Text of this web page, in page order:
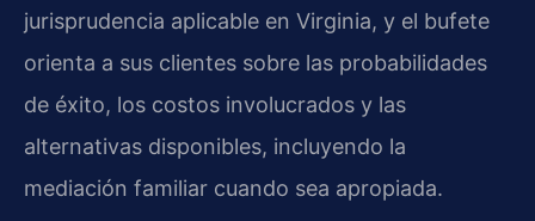
jurisprudencia aplicable en Virginia, y el bufete
orienta a sus clientes sobre las probabilidades
de éxito, los costos involucrados y las
alternativas disponibles, incluyendo la
mediación familiar cuando sea apropiada.